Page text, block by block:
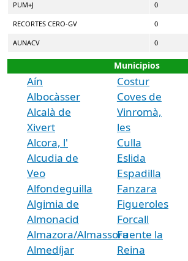
PUM+J 0
RECORTES CERO-GV 0
AUNACV 0
Municipios
Aín
Albocàsser
Alcalà de
Xivert
Alcora, l'
Alcudia de
Veo
Alfondeguilla
Algimia de
Almonacid
Almazora/Almassora
Almedíjar
Costur
Coves de
Vinromà,
les
Culla
Eslida
Espadilla
Fanzara
Figueroles
Forcall
Fuente la
Reina